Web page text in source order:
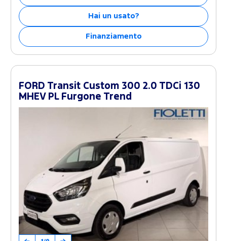
Hai un usato?
Finanziamento
FORD Transit Custom 300 2.0 TDCi 130
MHEV PL Furgone Trend